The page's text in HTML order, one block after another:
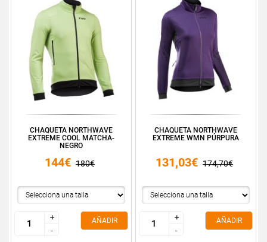
CHAQUETA NORTHWAVE
EXTREME COOL MATCHA-
NEGRO
144€ 180€
+
-
+
-
AÑADIR
CHAQUETA NORTHWAVE
EXTREME WMN PÚRPURA
131,03€ 174,70€
+
-
+
-
AÑADIR